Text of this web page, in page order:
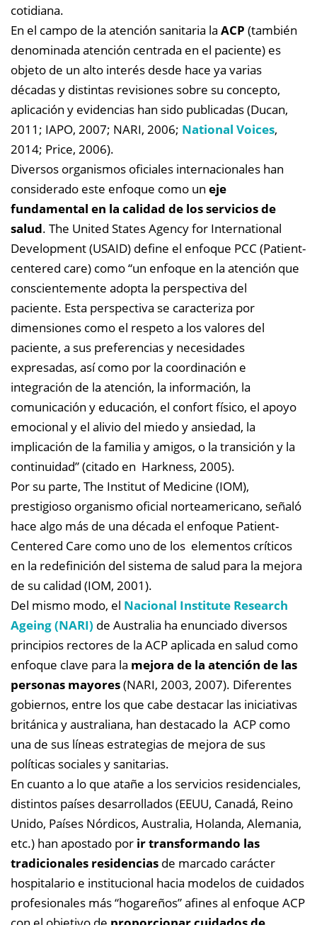
cotidiana.
En el campo de la atención sanitaria la ACP (también
denominada atención centrada en el paciente) es
objeto de un alto interés desde hace ya varias
décadas y distintas revisiones sobre su concepto,
aplicación y evidencias han sido publicadas (Ducan,
2011; IAPO, 2007; NARI, 2006; National Voices,
2014; Price, 2006).
Diversos organismos oficiales internacionales han
considerado este enfoque como un eje
fundamental en la calidad de los servicios de
salud. The United States Agency for International
Development (USAID) define el enfoque PCC (Patient-
centered care) como “un enfoque en la atención que
conscientemente adopta la perspectiva del
paciente. Esta perspectiva se caracteriza por
dimensiones como el respeto a los valores del
paciente, a sus preferencias y necesidades
expresadas, así como por la coordinación e
integración de la atención, la información, la
comunicación y educación, el confort físico, el apoyo
emocional y el alivio del miedo y ansiedad, la
implicación de la familia y amigos, o la transición y la
continuidad” (citado en Harkness, 2005).
Por su parte, The Institut of Medicine (IOM),
prestigioso organismo oficial norteamericano, señaló
hace algo más de una década el enfoque Patient-
Centered Care como uno de los elementos críticos
en la redefinición del sistema de salud para la mejora
de su calidad (IOM, 2001).
Del mismo modo, el Nacional Institute Research
Ageing (NARI) de Australia ha enunciado diversos
principios rectores de la ACP aplicada en salud como
enfoque clave para la mejora de la atención de las
personas mayores(NARI, 2003, 2007). Diferentes
gobiernos, entre los que cabe destacar las iniciativas
británica y australiana, han destacado la ACP como
una de sus líneas estrategias de mejora de sus
políticas sociales y sanitarias.
En cuanto a lo que atañe a los servicios residenciales,
distintos países desarrollados (EEUU, Canadá, Reino
Unido, Países Nórdicos, Australia, Holanda, Alemania,
etc.) han apostado por ir transformando las
tradicionales residencias de marcado carácter
hospitalario e institucional hacia modelos de cuidados
profesionales más “hogareños” afines al enfoque ACP